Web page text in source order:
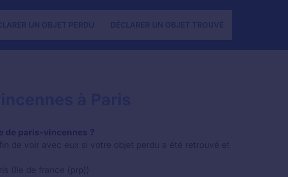
UN OBJET PERDU DÉCLARER UN OBJET TROUVÉ
de paris-vincennes ?
de voir avec eux si votre objet perdu a été retrouvé et
(Ile de france (prp))